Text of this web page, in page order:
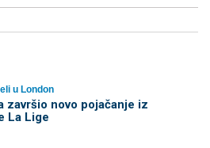
u London
završio novo pojačanje iz
La Lige